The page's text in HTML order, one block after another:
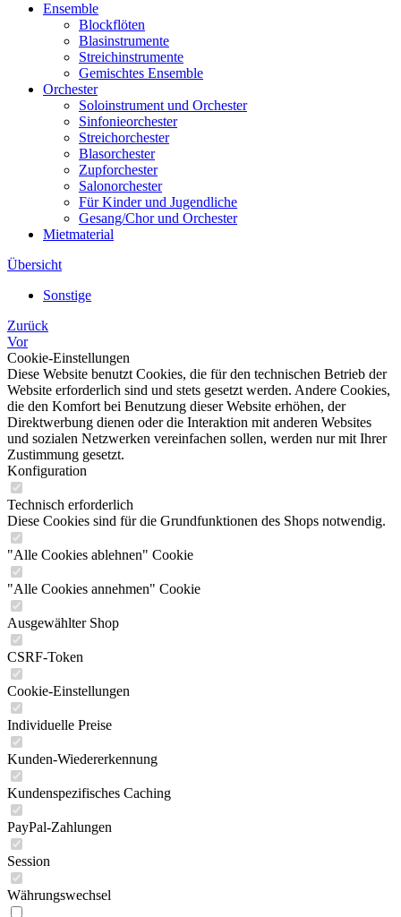
Ensemble
Blockflöten
Blasinstrumente
Streichinstrumente
Gemischtes Ensemble
Orchester
Soloinstrument und Orchester
Sinfonieorchester
Streichorchester
Blasorchester
Zupforchester
Salonorchester
Für Kinder und Jugendliche
Gesang/Chor und Orchester
Mietmaterial
Übersicht
Sonstige
Zurück
Vor
Cookie-Einstellungen
Diese Website benutzt Cookies, die für den technischen Betrieb der
Website erforderlich sind und stets gesetzt werden. Andere Cookies,
die den Komfort bei Benutzung dieser Website erhöhen, der
Direktwerbung dienen oder die Interaktion mit anderen Websites
und sozialen Netzwerken vereinfachen sollen, werden nur mit Ihrer
Zustimmung gesetzt.
Konfiguration
Technisch erforderlich
Diese Cookies sind für die Grundfunktionen des Shops notwendig.
"Alle Cookies ablehnen" Cookie
"Alle Cookies annehmen" Cookie
Ausgewählter Shop
CSRF-Token
Cookie-Einstellungen
Individuelle Preise
Kunden-Wiedererkennung
Kundenspezifisches Caching
PayPal-Zahlungen
Session
Währungswechsel